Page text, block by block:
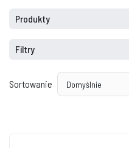
Produkty
Filtry
Sortowanie